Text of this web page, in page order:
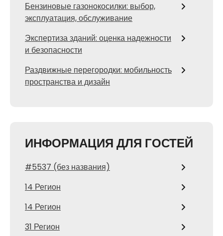
Бензиновые газонокосилки: выбор,
эксплуатация, обслуживание
Экспертиза зданий: оценка надежности
и безопасности
Раздвижные перегородки: мобильность
пространства и дизайн
ИНФОРМАЦИЯ ДЛЯ ГОСТЕЙ
#5537 (без названия)
14 Регион
14 Регион
31 Регион